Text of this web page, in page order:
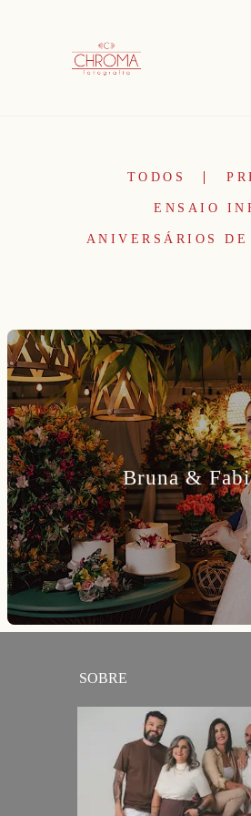
TODOS
ENSAIO
ANIVERSÁRIOS DE
Bruna &
SOBRE